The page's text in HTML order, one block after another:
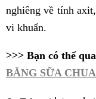
nghiêng về tính
vi khuẩn.
>>> Bạn có thể
BẰNG SỮA